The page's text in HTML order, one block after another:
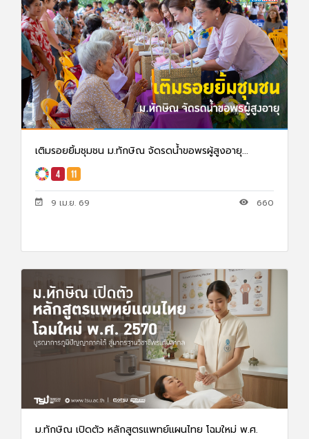
เติมรอยยิ้มชุมชน ม.ทักษิณ จัดรดน้ำขอพรผู้สูงอายุ...
9 เม.ย. 69 660
ม.ทักษิณ เปิดตัว หลักสูตรแพทย์แผนไทย โฉมใหม่ พ.ศ.